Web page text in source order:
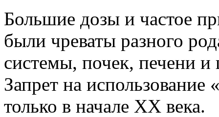
Большие дозы и частое
были чреваты разного
системы, почек, печени
Запрет на
только в начале XX века.